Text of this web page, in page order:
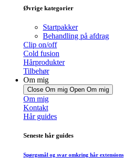
Øvrige kategorier
Startpakker
Behandling på afdrag
Clip on/off
Cold fusion
Hårprodukter
Tilbehør
Om mig
Close Om mig Open Om mig
Om mig
Kontakt
Hår guides
Seneste hår guides
Spørgsmål og svar omkring hår extensions